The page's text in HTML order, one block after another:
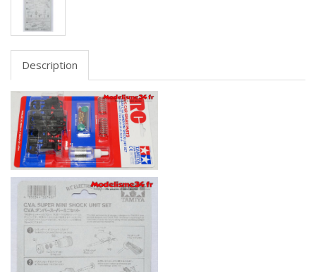
Description